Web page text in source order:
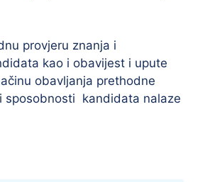
provjeru znanja i
kao i obavijest i upute
obavljanja prethodne
sposobnosti kandidata nalaze